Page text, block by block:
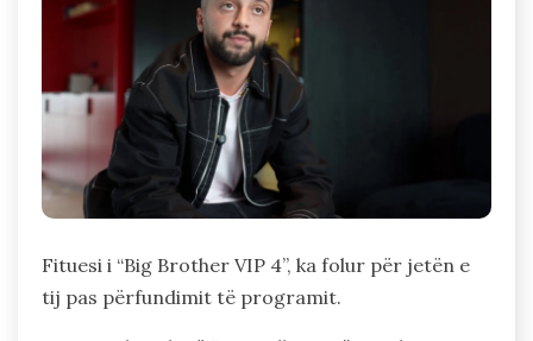
Fituesi i “Big Brother VIP 4”, ka folur për jetën e
tij pas përfundimit të programit.